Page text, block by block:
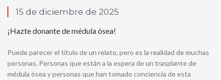
15 de diciembre de 2025
¡Hazte donante de médula ósea!
Puede parecer el título de un relato, pero es la realidad de muchas
personas. Personas que están a la espera de un trasplante de
médula ósea y personas que han tomado conciencia de esta